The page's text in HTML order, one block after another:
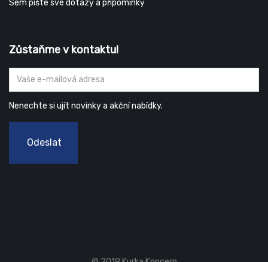
Sem pište své dotazy a připomínky
Zůstaňme v kontaktu!
Nenechte si ujít novinky a akční nabídky.
Odeslat